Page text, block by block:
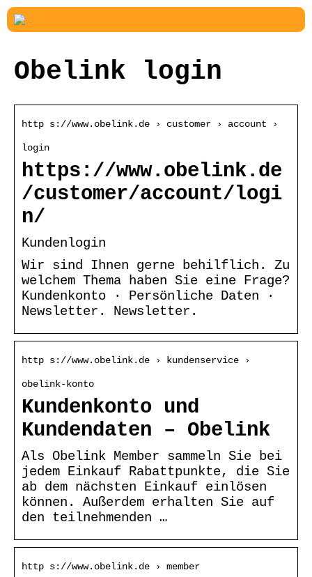
Obelink login
http s://www.obelink.de › customer › account ›
login
https://www.obelink.de
/customer/account/logi
n/
Kundenlogin
Wir sind Ihnen gerne behilflich. Zu
welchem Thema haben Sie eine Frage?
Kundenkonto · Persönliche Daten ·
Newsletter. Newsletter.
http s://www.obelink.de › kundenservice ›
obelink-konto
Kundenkonto und
Kundendaten – Obelink
Als Obelink Member sammeln Sie bei
jedem Einkauf Rabattpunkte, die Sie
ab dem nächsten Einkauf einlösen
können. Außerdem erhalten Sie auf
den teilnehmenden …
http s://www.obelink.de › member